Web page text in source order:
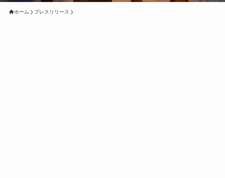
ホーム プレスリリース